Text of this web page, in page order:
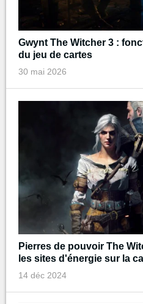
Gwynt The Witcher 3 :
du jeu de cartes
30 mai 2026
Pierres de pouvoir The
les sites d'énergie sur la
14 déc 2024